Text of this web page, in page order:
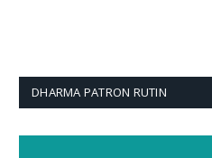
DHARMA PATRON RUTIN